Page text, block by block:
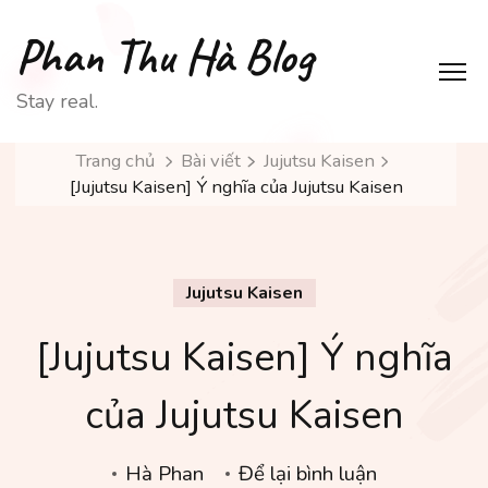
Phan Thu Hà Blog
Stay real.
Trang chủ Bài viết
Jujutsu Kaisen
[Jujutsu Kaisen] Ý nghĩa của Jujutsu Kaisen
Jujutsu Kaisen
[Jujutsu Kaisen] Ý nghĩa
của Jujutsu Kaisen
Hà Phan Để lại bình luậntại